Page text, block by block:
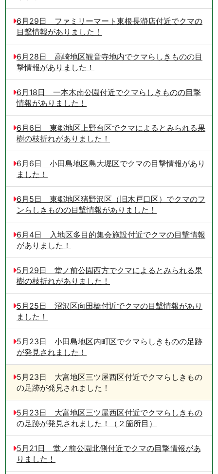
6月29日 ファミリーマート東根長瀞店付近でクマの
目撃情報がありました！
6月28日 高崎地区観音寺地内でクマらしきものの目
撃情報がありました！
6月18日 一本木南公園付近でクマらしきものの目撃
情報がありました！
6月6日 東郷地区上野台区でクマによるとみられる果
樹の枝折れがありました！
6月6日 小田島地区島大堀区でクマの目撃情報があり
ました！
6月5日 東郷地区猪野沢区（旧木戸口区）でクマのフ
ンらしきものの目撃情報がありました！
6月4日 入地区多目的集会施設付近でクマの目撃情報
がありました！
5月29日 堂ノ前公園西方でクマによるとみられる果
樹の枝折れがありました！
5月25日 沼沢区向田橋付近でクマの目撃情報があり
ました！
5月23日 小田島地区内町区でクマらしきものの足跡
が発見されました！
5月23日 大富地区三ツ屋西区付近でクマらしきもの
の足跡が発見されました！
5月23日 大富地区三ツ屋西区付近でクマらしきもの
の足跡が発見されました！（２箇所目）
5月21日 堂ノ前公園北側付近でクマの目撃情報があ
りました！